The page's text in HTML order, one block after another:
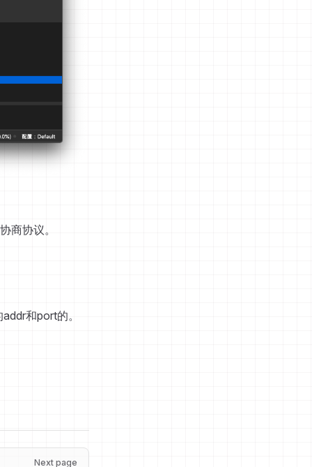
商协议。
和port的。
Next page